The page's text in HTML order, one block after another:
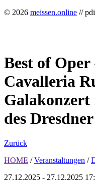
© 2026 meissen.online //
Best of
Cavalleria
des
Zurück
HOME / Veranstaltungen /
27.12.2025 - 27.12.2025